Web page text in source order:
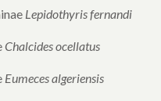
Lepidothyris fernandi
Chalcides ocellatus
Eumeces algeriensis